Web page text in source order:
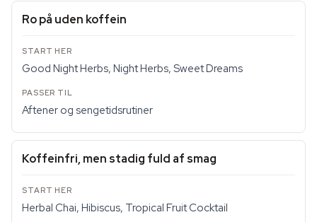
Ro på uden koffein
Good Night Herbs, Night Herbs, Sweet Dreams
Aftener og sengetidsrutiner
Koffeinfri, men stadig fuld af smag
Herbal Chai, Hibiscus, Tropical Fruit Cocktail